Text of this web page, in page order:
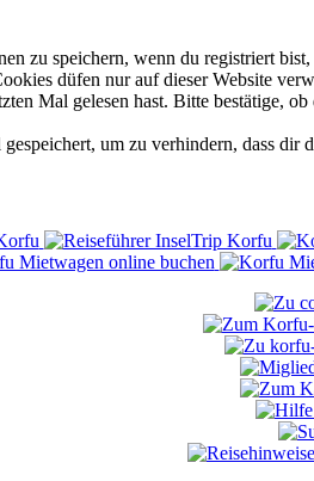
zu speichern, wenn du registriert
düfen nur auf dieser Website
Mal gelesen hast. Bitte bestätige,
um zu verhindern, dass